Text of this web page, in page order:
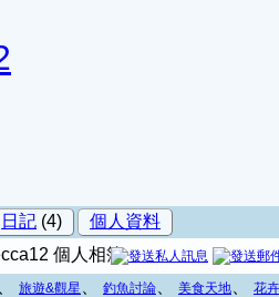
日記 (4)
個人資料
個人相簿
旅遊&觀星 釣魚討論 美食天地 花